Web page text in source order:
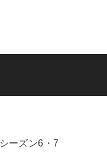
シーズン6・7